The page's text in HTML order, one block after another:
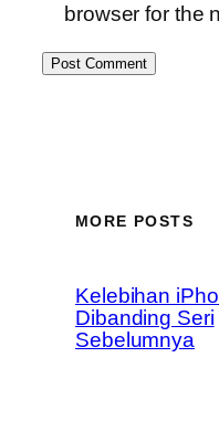
browser for the
MORE POSTS
Kelebihan
Dibanding Seri
Sebelumnya